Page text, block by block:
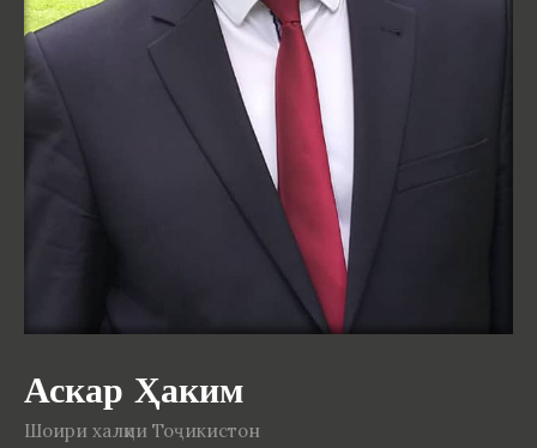
Аскар Ҳаким
Шоири халқии Тоҷикистон